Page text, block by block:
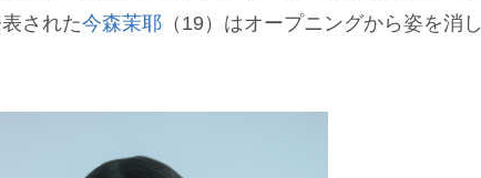
された今森茉耶 （19）はオープニングから姿を消し